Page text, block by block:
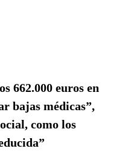
662.000 euros en
bajas médicas”,
como los